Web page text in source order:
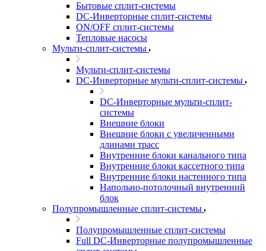
Бытовые сплит-системы
DC-Инверторные сплит-системы
ON/OFF сплит-системы
Тепловые насосы
Мульти-сплит-системы
Мульти-сплит-системы
DC-Инверторные мульти-сплит-системы
DC-Инверторные мульти-сплит-
системы
Внешние блоки
Внешние блоки с увеличенными
длинами трасс
Внутренние блоки канального типа
Внутренние блоки кассетного типа
Внутренние блоки настенного типа
Напольно-потолочный внутренний
блок
Полупромышленные сплит-системы
Полупромышленные сплит-системы
Full DC-Инверторные полупромышленные